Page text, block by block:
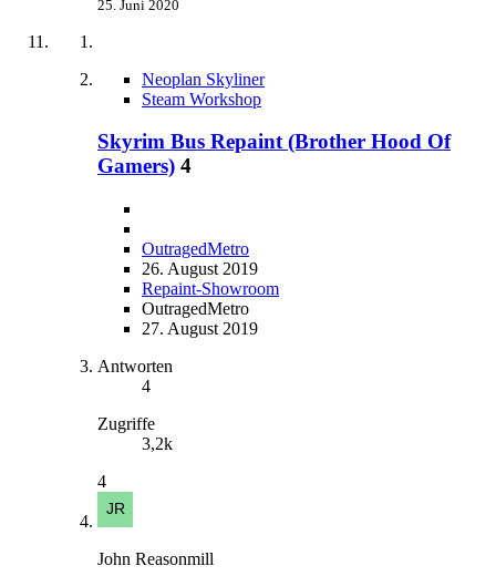
25. Juni 2020
Neoplan Skyliner
Steam Workshop
Skyrim Bus Repaint (Brother Hood Of
Gamers) 4
OutragedMetro
26. August 2019
Repaint-Showroom
OutragedMetro
27. August 2019
Antworten
4
Zugriffe
3,2k
4
John Reasonmill